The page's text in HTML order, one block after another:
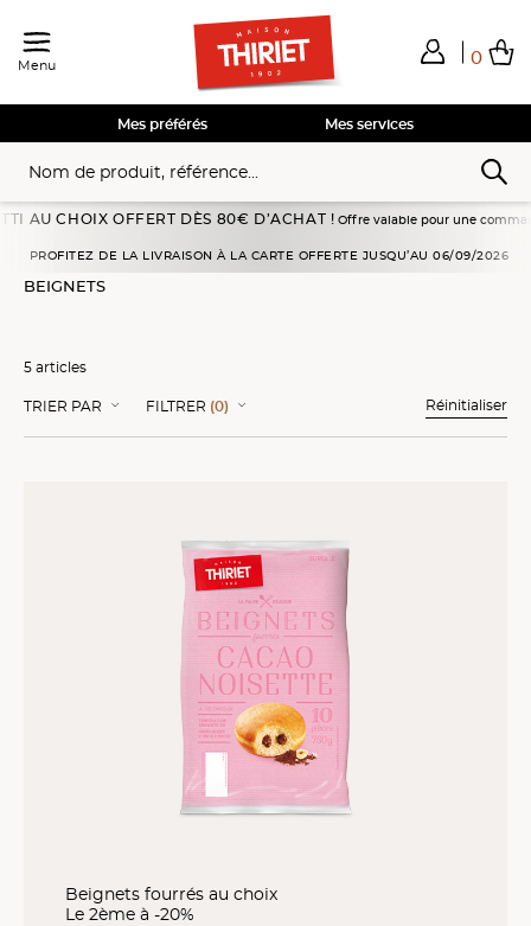
Menu 0
Total de mes achats
Voir mon panier
Voir mon panier
Voir mon panier
Voir mon panier
Mes services
Mes préférés
CHOIX OFFERT DÈS 80€ D’ACHAT !Offre valable pour une commande
PROFITEZ DE LA LIVRAISON À LA CARTE OFFERTE JUSQU’AU 06/09/2026
BEIGNETS
5 articles
TRIER PAR FILTRER (0) Réinitialiser
Beignets fourrés au choix
Le 2ème à -20%